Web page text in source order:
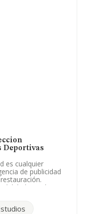
Deportivas
es cualquier
de publicidad
social
en el desarrollo
Clasifica su